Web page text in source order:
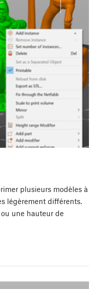
plusieurs modèles à
légèrement différents.
une hauteur de